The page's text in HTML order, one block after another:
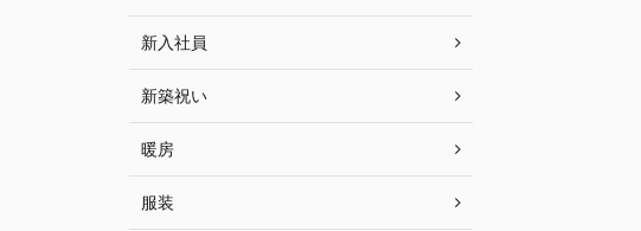
新入社員
新築祝い
暖房
服装